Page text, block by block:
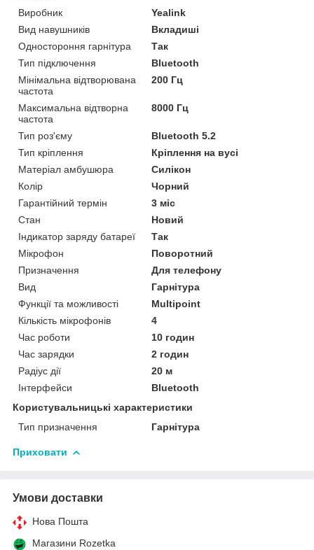
Виробник
Yealink
Вид навушників
Вкладиші
Одностороння гарнітура
Так
Тип підключення
Bluetooth
Мінімальна відтворювана
частота
200 Гц
Максимальна відтворна
частота
8000 Гц
Тип роз'єму
Bluetooth 5.2
Тип кріплення
Кріплення на вусі
Матеріал амбушюра
Силікон
Колір
Чорний
Гарантійний термін
3 міс
Стан
Новий
Індикатор заряду батареї
Так
Мікрофон
Поворотний
Призначення
Для телефону
Вид
Гарнітура
Функції та можливості
Multipoint
Кількість мікрофонів
4
Час роботи
10 годин
Час зарядки
2 годин
Радіус дії
20 м
Інтерфейси
Bluetooth
Користувальницькі характеристики
Тип призначення
Гарнітура
Приховати
Умови доставки
Нова Пошта
Магазини Rozetka